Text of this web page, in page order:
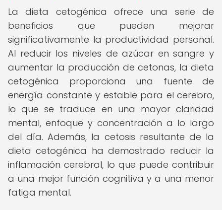
La dieta cetogénica ofrece una serie de
beneficios que pueden mejorar
significativamente la productividad personal.
Al reducir los niveles de azúcar en sangre y
aumentar la producción de cetonas, la dieta
cetogénica proporciona una fuente de
energía constante y estable para el cerebro,
lo que se traduce en una mayor claridad
mental, enfoque y concentración a lo largo
del día. Además, la cetosis resultante de la
dieta cetogénica ha demostrado reducir la
inflamación cerebral, lo que puede contribuir
a una mejor función cognitiva y a una menor
fatiga mental.